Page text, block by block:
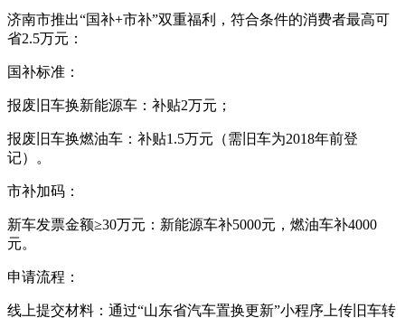
济南市推出“国补+市补”双重福利，符合条件的消费者最高可
省2.5万元：
国补标准：
报废旧车换新能源车：补贴2万元；
报废旧车换燃油车：补贴1.5万元（需旧车为2018年前登
记）。
市补加码：
新车发票金额≥30万元：新能源车补5000元，燃油车补4000
元。
申请流程：
线上提交材料：通过“山东省汽车置换更新”小程序上传旧车转